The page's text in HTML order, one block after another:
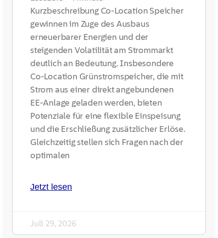
Kurzbeschreibung Co-Location Speicher
gewinnen im Zuge des Ausbaus
erneuerbarer Energien und der
steigenden Volatilität am Strommarkt
deutlich an Bedeutung. Insbesondere
Co-Location Grünstromspeicher, die mit
Strom aus einer direkt angebundenen
EE-Anlage geladen werden, bieten
Potenziale für eine flexible Einspeisung
und die Erschließung zusätzlicher Erlöse.
Gleichzeitig stellen sich Fragen nach der
optimalen
Jetzt lesen
Juli 29, 2026